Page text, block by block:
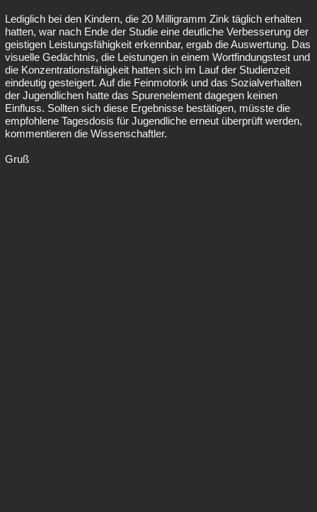
Lediglich bei den Kindern, die 20 Milligramm Zink täglich erhalten
hatten, war nach Ende der Studie eine deutliche Verbesserung der
geistigen Leistungsfähigkeit erkennbar, ergab die Auswertung. Das
visuelle Gedächtnis, die Leistungen in einem Wortfindungstest und
die Konzentrationsfähigkeit hatten sich im Lauf der Studienzeit
eindeutig gesteigert. Auf die Feinmotorik und das Sozialverhalten
der Jugendlichen hatte das Spurenelement dagegen keinen
Einfluss. Sollten sich diese Ergebnisse bestätigen, müsste die
empfohlene Tagesdosis für Jugendliche erneut überprüft werden,
kommentieren die Wissenschaftler.
Gruß